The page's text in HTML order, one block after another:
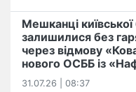
Мешканці
залишилися без
через відмову
нового ОСББ із
31.07.26 | 08:37